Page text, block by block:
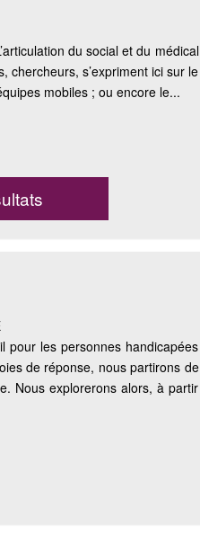
du social et du médical
chercheurs, s’expriment ici sur le
mobiles ; ou encore le...
pour les personnes handicapées
de réponse, nous partirons de
Nous explorerons alors, à partir